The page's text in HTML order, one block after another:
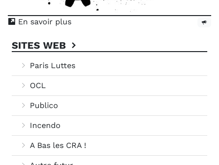
En savoir plus
SITES WEB
Paris Luttes
OCL
Publico
Incendo
A Bas les CRA !